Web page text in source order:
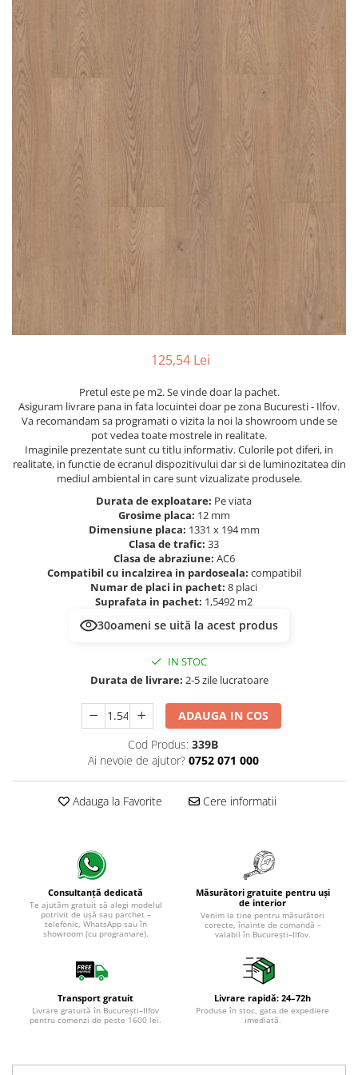
River 12 mm
Timeless 12mm
Woodstock 8mm
Woodstock PRO 8mm
Woodstock XL 10mm
Woodstock XL 8mm
ADO Floor - SPC
Finsa - Laminat
Finfloor 12mm
Supreme 8mm
Kronotex - Laminat
Advanced 8 mm
Amazone 10 mm
Herringbone 8 mm
Mammut 12 mm
Progress 10 mm
Robusto 12 mm
125,54 Lei
Pretul este pe m2. Se vinde doar la pachet.
Asiguram livrare pana in fata locuintei doar pe zona Bucuresti - Ilfov.
Va recomandam sa programati o vizita la noi la showroom unde se
pot vedea toate mostrele in realitate.
Imaginile prezentate sunt cu titlu informativ. Culorile pot diferi, in
realitate, in functie de ecranul dispozitivului dar si de luminozitatea din
mediul ambiental in care sunt vizualizate produsele.
Durata de exploatare: Pe viata
Grosime placa: 12 mm
Dimensiune placa: 1331 x 194 mm
Clasa de trafic: 33
Clasa de abraziune: AC6
Compatibil cu incalzirea in pardoseala: compatibil
Numar de placi in pachet: 8 placi
Suprafata in pachet: 1,5492 m2
30oameni se uită la acest produs
IN STOC
Durata de livrare: 2-5 zile lucratoare
ADAUGA IN COS
Cod Produs: 339B
Ai nevoie de ajutor? 0752 071 000
Adauga la Favorite Cere informatii
Consultanță dedicată
Te ajutăm gratuit să alegi modelul
potrivit de ușă sau parchet –
telefonic, WhatsApp sau în
showroom (cu programare).
Măsurători gratuite pentru uși
de interior
Venim la tine pentru măsurători
corecte, înainte de comandă –
valabil în București–Ilfov.
Transport gratuit
Livrare gratuită în București–Ilfov
pentru comenzi de peste 1600 lei.
Livrare rapidă: 24–72h
Produse în stoc, gata de expediere
imediată.